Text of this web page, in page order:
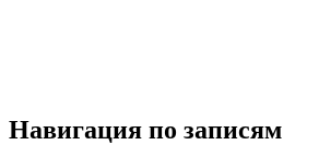
Навигация по записям